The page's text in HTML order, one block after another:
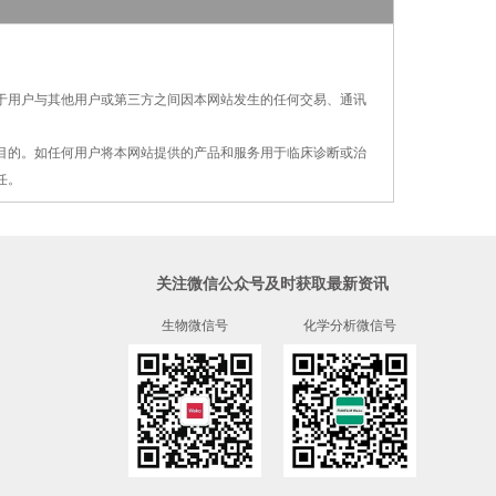
户与其他用户或第三方之间因本网站发生的任何交易、通讯
。如任何用户将本网站提供的产品和服务用于临床诊断或治
关注微信公众号及时获取最新资讯
生物微信号 化学分析微信号